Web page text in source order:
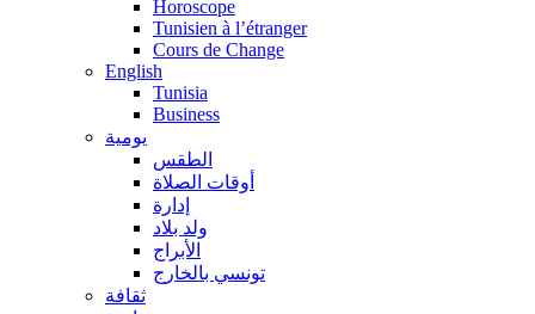
Horoscope
Tunisien à l’étranger
Cours de Change
English
Tunisia
Business
يومية
الطقس
أوقات الصلاة
إدارة
ولد بلاد
الأبراج
تونسي بالخارج
ثقافة